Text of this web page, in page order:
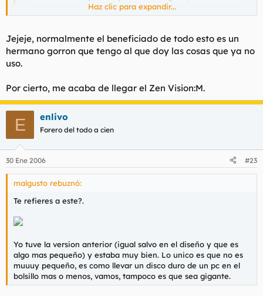
compras la marca porque despues el Zen tiene muuuchas
mas opciones para reproducir (modos aleatorios, etc...),
Vamos, que me quedo con los Zen.
¿Para cuando un mercadillo?
Haz clic para expandir...
Jejeje, normalmente el beneficiado de todo esto es un
hermano gorron que tengo al que doy las cosas que ya no
uso.
Por cierto, me acaba de llegar el Zen Vision:M.
E enlivo
Forero del todo a cien
30 Ene 2006 #23
malgusto rebuznó:
Te refieres a este?.
Yo tuve la version anterior (igual salvo en el diseño y que es
algo mas pequeño) y estaba muy bien. Lo unico es que no es
muuuy pequeño, es como llevar un disco duro de un pc en el
bolsillo mas o menos, vamos, tampoco es que sea gigante.